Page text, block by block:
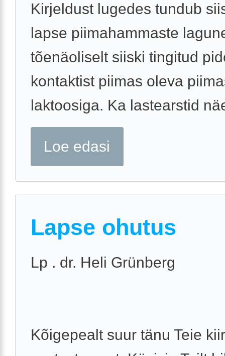
Kirjeldust lugedes tundub
lapse piimahammaste
tõenäoliselt siiski tingitud
kontaktist piimas oleva
laktoosiga. Ka lastearstid
Loe edasi
Lapse ohutus
Lp . dr. Heli Grünberg
Kõigepealt suur tänu Teie